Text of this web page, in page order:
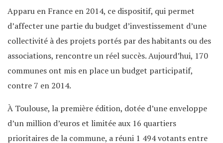
Apparu en France en 2014, ce dispositif, qui permet
d’affecter une partie du budget d’investissement d’une
collectivité à des projets portés par des habitants ou des
associations, rencontre un réel succès. Aujourd’hui, 170
communes ont mis en place un budget participatif,
contre 7 en 2014.
À Toulouse, la première édition, dotée d’une enveloppe
d’un million d’euros et limitée aux 16 quartiers
prioritaires de la commune, a réuni 1 494 votants entre